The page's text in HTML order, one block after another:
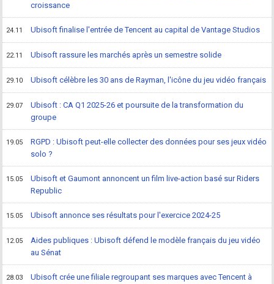
croissance
24.11 Ubisoft finalise l'entrée de Tencent au capital de Vantage Studios
22.11 Ubisoft rassure les marchés après un semestre solide
29.10 Ubisoft célèbre les 30 ans de Rayman, l'icône du jeu vidéo français
29.07
Ubisoft : CA Q1 2025-26 et poursuite de la transformation du
groupe
19.05
RGPD : Ubisoft peut-elle collecter des données pour ses jeux vidéo
solo ?
15.05
Ubisoft et Gaumont annoncent un film live-action basé sur Riders
Republic
15.05 Ubisoft annonce ses résultats pour l'exercice 2024-25
12.05
Aides publiques : Ubisoft défend le modèle français du jeu vidéo
au Sénat
28.03
Ubisoft crée une filiale regroupant ses marques avec Tencent à